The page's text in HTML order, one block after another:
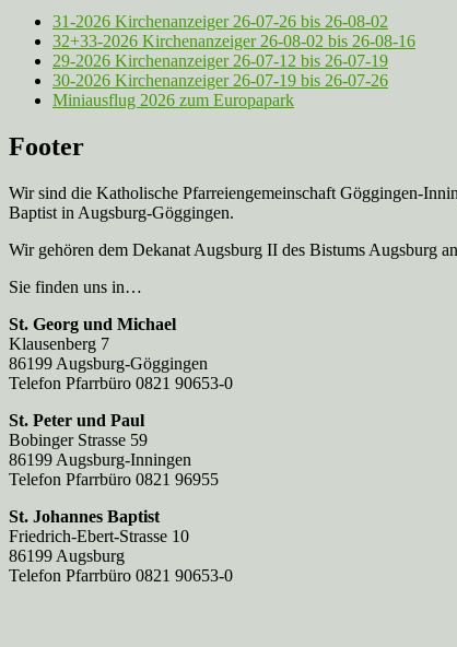
31-2026 Kirchenanzeiger 26-07-26 bis 26-08-02
32+33-2026 Kirchenanzeiger 26-08-02 bis 26-08-16
29-2026 Kirchenanzeiger 26-07-12 bis 26-07-19
30-2026 Kirchenanzeiger 26-07-19 bis 26-07-26
Miniausflug 2026 zum Europapark
Footer
Wir sind die Katholische Pfarreien­gemeinschaft Göggingen-
Baptist in Augsburg-Göggingen.
Wir gehören dem Dekanat Augsburg II des Bistums Augsburg
Sie finden uns in…
St. Georg und Michael
Klausenberg 7
86199 Augsburg-Göggingen
Telefon Pfarrbüro 0821 90653-0
St. Peter und Paul
Bobinger Strasse 59
86199 Augsburg-Inningen
Telefon Pfarrbüro 0821 96955
St. Johannes Baptist
Friedrich-Ebert-Strasse 10
86199 Augsburg
Telefon Pfarrbüro 0821 90653-0